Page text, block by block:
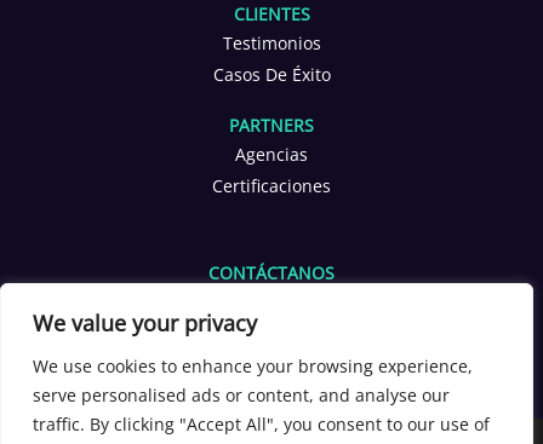
We value your privacy
We use cookies to enhance your browsing experience,
serve personalised ads or content, and analyse our
traffic. By clicking "Accept All", you consent to our use of
CLIENTES
Testimonios
Casos De Éxito
PARTNERS
Agencias
Certificaciones
CONTÁCTANOS
+1 601 653 2566
[yoppen_chatbot]